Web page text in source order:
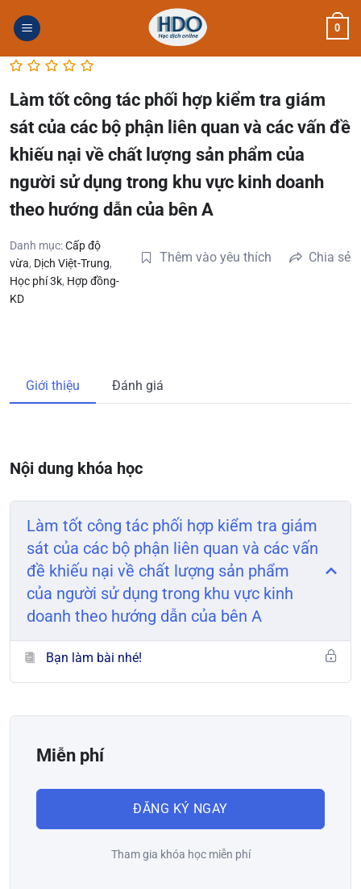
0
Làm tốt công tác phối hợp kiểm tra giám
sát của các bộ phận liên quan và các vấn đề
khiếu nại về chất lượng sản phẩm của
người sử dụng trong khu vực kinh doanh
theo hướng dẫn của bên A
Danh mục:Cấp độ
vừa, Dịch Việt-Trung,
Học phí 3k, Hợp đồng-
KD
Thêm vào yêu thích Chia sẻ
Giới thiệu Đánh giá
Nội dung khóa học
Làm tốt công tác phối hợp kiểm tra giám
sát của các bộ phận liên quan và các vấn
đề khiếu nại về chất lượng sản phẩm
của người sử dụng trong khu vực kinh
doanh theo hướng dẫn của bên A
Bạn làm bài nhé!
Miễn phí
ĐĂNG KÝ NGAY
Tham gia khóa học miễn phí